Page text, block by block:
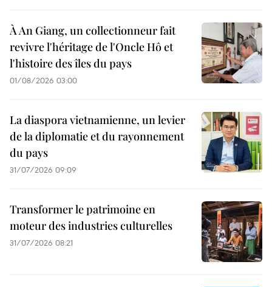
À An Giang, un collectionneur fait
revivre l'héritage de l'Oncle Hô et
l'histoire des îles du pays
01/08/2026 03:00
La diaspora vietnamienne, un levier
de la diplomatie et du rayonnement
du pays
31/07/2026 09:09
Transformer le patrimoine en
moteur des industries culturelles
31/07/2026 08:21